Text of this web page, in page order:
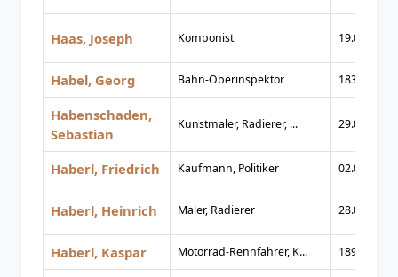
Haas, Joseph Komponist 19.03.1879
Habel, Georg Bahn-Oberinspektor 1835
Habenschaden,
Sebastian
Kunstmaler, Radierer, ... 29.03.1813
Haberl, Friedrich Kaufmann, Politiker 02.01.1933
Haberl, Heinrich Maler, Radierer 28.08.1869
Haberl, Kaspar Motorrad-Rennfahrer, K... 1897